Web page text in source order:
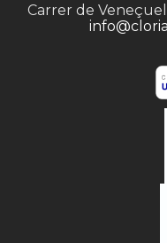
Carrer de